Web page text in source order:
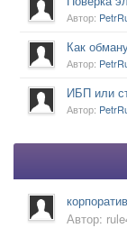
Автор:
Как
Автор:
ИБП или
Автор:
корпоратив
Автор: